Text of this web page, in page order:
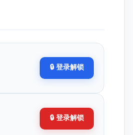
🔒 登录解锁
🔒 登录解锁